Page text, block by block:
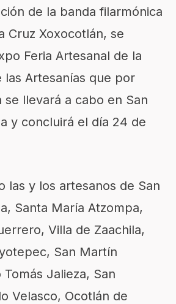
de la banda filarmónica
Cruz Xoxocotlán, se
Feria Artesanal de la
las Artesanías que por
se llevará a cabo en San
y concluirá el día 24 de
las y los artesanos de San
Santa María Atzompa,
Villa de Zaachila,
San Martín
Jalieza, San
Velasco, Ocotlán de